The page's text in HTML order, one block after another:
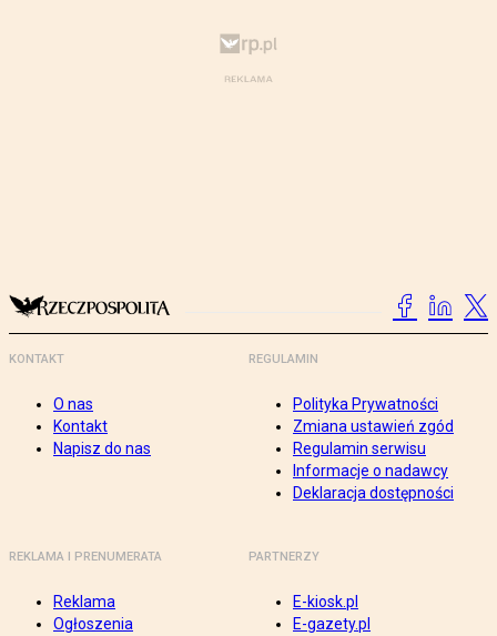
KONTAKT
O nas
Kontakt
Napisz do nas
REGULAMIN
Polityka Prywatności
Zmiana ustawień zgód
Regulamin serwisu
Informacje o nadawcy
Deklaracja dostępności
REKLAMA I PRENUMERATA
Reklama
Ogłoszenia
PARTNERZY
E-kiosk.pl
E-gazety.pl